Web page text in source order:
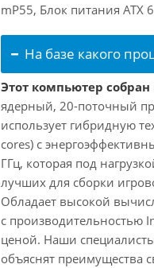
mP55, Блок питания ATX
На базе какого
Этот компьютер собран
ядерный, 20-поточный
использует гибридную
cores) с
ГГц, которая под
лучших для сборки
Обладает высокой
с производительностью
ценой. Наши
объяснят преимущества